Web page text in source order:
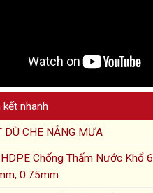
nhanh
DÙ CHE NẮNG MƯA
Chống Thấm Nước Khổ
0.75mm